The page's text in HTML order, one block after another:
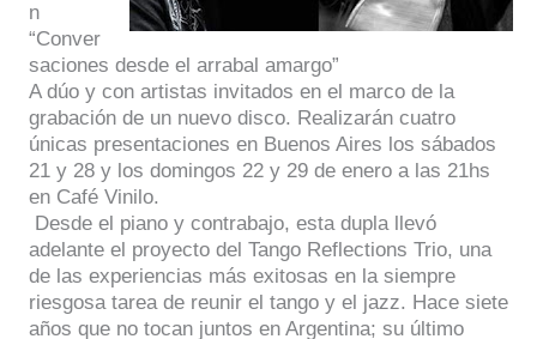
n
“Conver
saciones desde el arrabal amargo”
A dúo y con artistas invitados en el marco de la
grabación de un nuevo disco. Realizarán cuatro
únicas presentaciones en Buenos Aires los sábados
21 y 28 y los domingos 22 y 29 de enero a las 21hs
en Café Vinilo.
Desde el piano y contrabajo, esta dupla llevó
adelante el proyecto del Tango Reflections Trio, una
de las experiencias más exitosas en la siempre
riesgosa tarea de reunir el tango y el jazz. Hace siete
años que no tocan juntos en Argentina; su último